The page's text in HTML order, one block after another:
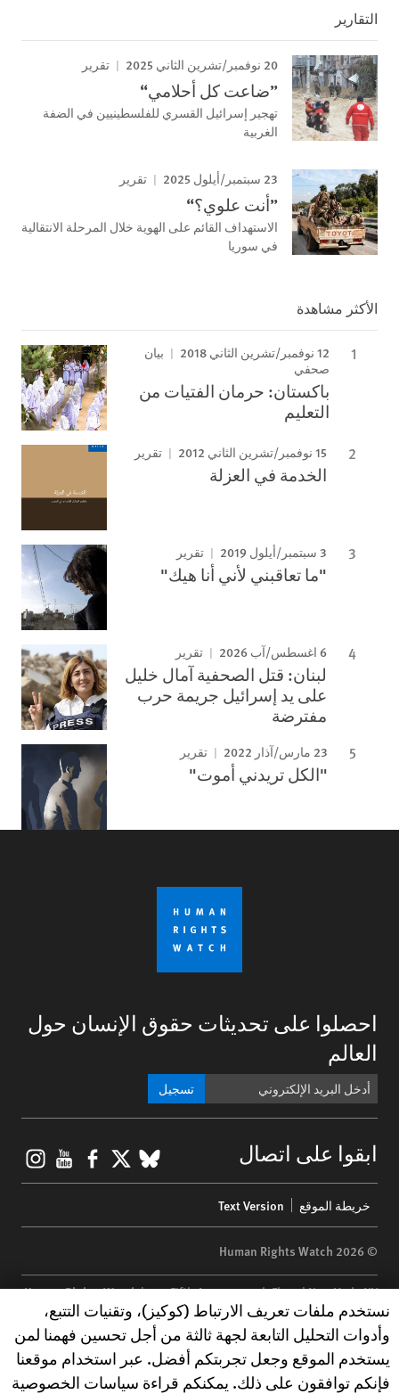
التقارير
20 نوفمبر/تشرين الثاني 2025 تقرير
”ضاعت كل أحلامي“
تهجير إسرائيل القسري للفلسطينيين في الضفة
الغربية
23 سبتمبر/أيلول 2025 تقرير
”أنت علوي؟“
الاستهداف القائم على الهوية خلال المرحلة الانتقالية
في سوريا
الأكثر مشاهدة
12 نوفمبر/تشرين الثاني 2018
بيان
صحفي
باكستان: حرمان الفتيات من
التعليم
15 نوفمبر/تشرين الثاني 2012 تقرير
الخدمة في العزلة
3 سبتمبر/أيلول 2019 تقرير
"ما تعاقبني لأني أنا هيك"
6 اغسطس/آب 2026 تقرير
لبنان: قتل الصحفية آمال خليل
على يد إسرائيل جريمة حرب
مفترضة
23 مارس/آذار 2022 تقرير
"الكل تريدني أموت"
احصلوا على تحديثات حقوق الإنسان حول
العالم
تسجيل
ابقوا على اتصال BlueSky
X
menu
خريطة الموقع Text Version
© 2026 Human Rights Watch
Human Rights Watch| 350 Fifth Avenue, 34th Floor | New York,NY
10118-3299 USA|t 1.212.290.4700
Human Rights Watchis a 501(C)(3) nonprofit registered in the US
under EIN: 13-2875808
Human Rights Watch cookie preferences
نستخدم ملفات تعريف الارتباط (كوكيز)، وتقنيات التتبع،
وأدوات التحليل التابعة لجهة ثالثة من أجل تحسين فهمنا لمن
يستخدم الموقع وجعل تجربتكم أفضل. عبر استخدام موقعنا
فإنكم توافقون على ذلك. يمكنكم قراءة سياسات الخصوصية